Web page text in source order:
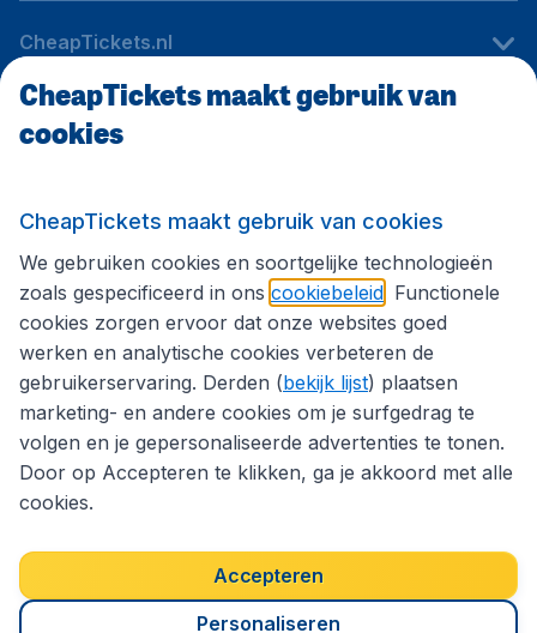
CheapTickets.nl
Internationale sites
Volg CheapTickets.nl
Privacybeleid
Copyright © 2026
CheapTickets maakt gebruik van
cookies
CheapTickets maakt gebruik van cookies
We gebruiken cookies en soortgelijke technologieën
zoals gespecificeerd in ons cookiebeleid . Functionele
cookies zorgen ervoor dat onze websites goed
werken en analytische cookies verbeteren de
gebruikerservaring. Derden (bekijk lijst) plaatsen
marketing- en andere cookies om je surfgedrag te
volgen en je gepersonaliseerde advertenties te tonen.
Door op Accepteren te klikken, ga je akkoord met alle
cookies.
Accepteren
Personaliseren